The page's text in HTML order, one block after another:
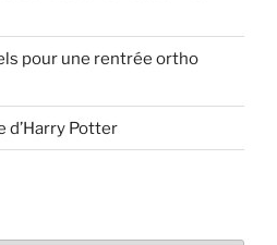
pour une rentrée ortho
Potter